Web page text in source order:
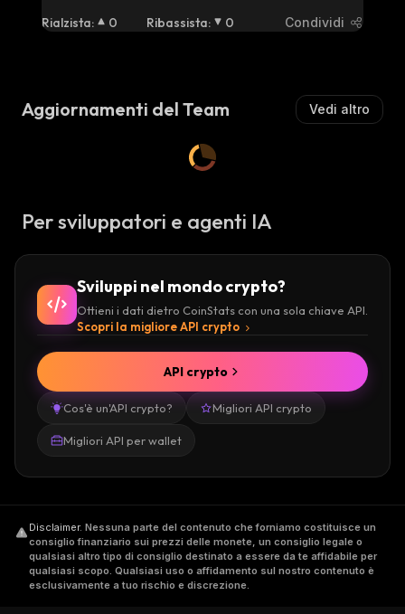
Rialzista: 0 Ribassista: 0 Condividi
Aggiornamenti del Team Vedi altro
Per sviluppatori e agenti IA
Sviluppi nel mondo crypto?
Ottieni i dati dietro CoinStats con una sola chiave API.
Scopri la migliore API crypto
Cos'è un'API crypto? Migliori API crypto
Migliori API per wallet
API crypto
Disclaimer. Nessuna parte del contenuto che forniamo costituisce un
consiglio finanziario sui prezzi delle monete, un consiglio legale o
qualsiasi altro tipo di consiglio destinato a essere da te affidabile per
qualsiasi scopo. Qualsiasi uso o affidamento sul nostro contenuto è
esclusivamente a tuo rischio e discrezione.